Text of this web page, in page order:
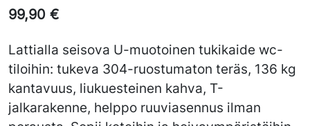
99,90 €
Lattialla seisova U-muotoinen tukikaide wc-
tiloihin: tukeva 304-ruostumaton teräs, 136 kg
kantavuus, liukuesteinen kahva, T-
jalkarakenne, helppo ruuviasennus ilman